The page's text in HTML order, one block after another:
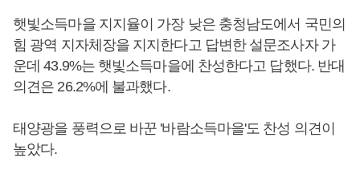
햇빛소득마을 지지율이 가장 낮은 충청남도에서 국민의
힘 광역 지자체장을 지지한다고 답변한 설문조사자 가
운데 43.9%는 햇빛소득마을에 찬성한다고 답했다. 반대
의견은 26.2%에 불과했다.
태양광을 풍력으로 바꾼 '바람소득마을'도 찬성 의견이
높았다.